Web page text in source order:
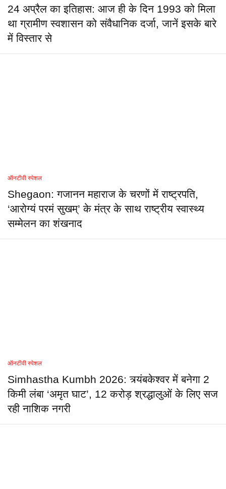
24 अप्रैल का इतिहास: आज ही के दिन 1993 को मिला
था ग्रामीण स्वशासन को संवैधानिक दर्जा, जानें इसके बारे
में विस्तार से
ऑनटीवी स्पेशल
Shegaon: गजानन महाराज के चरणों में राष्ट्रपति,
‘आरोग्यं परमं सुखम्’ के मंत्र के साथ राष्ट्रीय स्वास्थ्य
सम्मेलन का शंखनाद
ऑनटीवी स्पेशल
Simhastha Kumbh 2026: त्र्यंबकेश्वर में बनेगा 2
किमी लंबा ‘अमृत घाट’, 12 करोड़ श्रद्धालुओं के लिए सज
रही नाशिक नगरी